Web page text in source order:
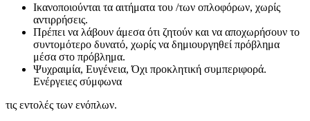
Ικανοποιούνται τα αιτήματα του /των οπλοφόρων, χωρίς
αντιρρήσεις.
Πρέπει να λάβουν άμεσα ότι ζητούν και να αποχωρήσουν το
συντομότερο δυνατό, χωρίς να δημιουργηθεί πρόβλημα
μέσα στο πρόβλημα.
Ψυχραιμία, Ευγένεια, Όχι προκλητική συμπεριφορά.
Ενέργειες σύμφωνα
τις εντολές των ενόπλων.